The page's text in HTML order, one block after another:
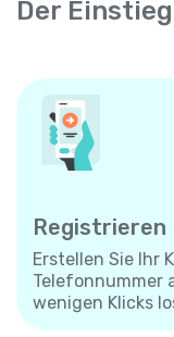
Der
Registrieren
Erstellen Sie Ihr
Telefonnummer
wenigen Klicks